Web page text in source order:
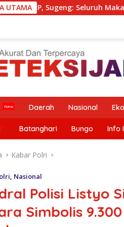
UTAMAMakanan Segar dan
Daerah Nasional
Batanghari Bungo Info
Kabar Polri
, Nasional
Polisi Listyo
Simbolis
Krisis Guru,